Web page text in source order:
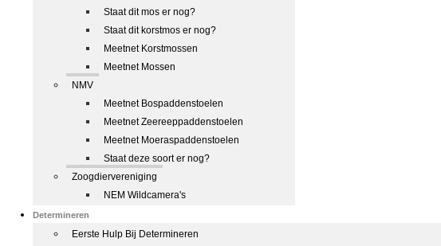
Staat dit mos er nog?
Staat dit korstmos er nog?
Meetnet Korstmossen
Meetnet Mossen
NMV
Meetnet Bospaddenstoelen
Meetnet Zeereeppaddenstoelen
Meetnet Moeraspaddenstoelen
Staat deze soort er nog?
Zoogdiervereniging
NEM Wildcamera's
Determineren
Eerste Hulp Bij Determineren